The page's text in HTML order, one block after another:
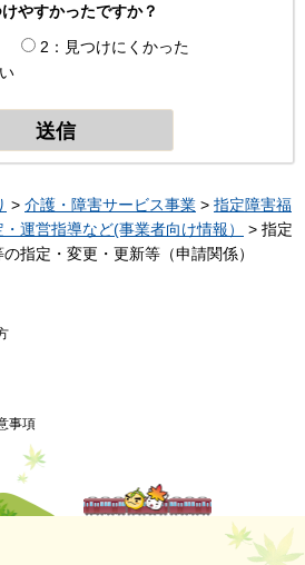
やすかったですか？
2：見つけにくかった
> 介護・障害サービス事業 > 指定障害福
運営指導など(事業者向け情報）
> 指定
指定・変更・更新等（申請関係）
事項